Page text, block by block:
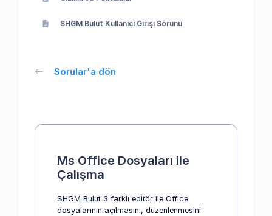
SHGM Bulut Kullanıcı Girişi Sorunu
Sorular'a dön
Ms Office Dosyaları ile
Çalışma
SHGM Bulut 3 farklı editör ile Office
dosyalarının açılmasını, düzenlenmesini